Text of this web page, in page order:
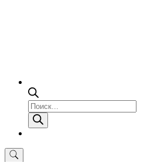
Поиск
товаров